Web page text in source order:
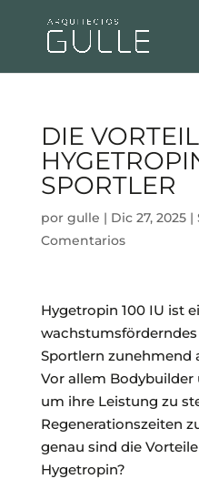
DIE
SPORTLER
por gulle | Dic 27, 2025|
Comentarios
Hygetropin 100 IU ist
Sportlern zunehmend
Vor allem
um ihre Leistung zu
Regenerationszeiten
genau sind die
Hygetropin?